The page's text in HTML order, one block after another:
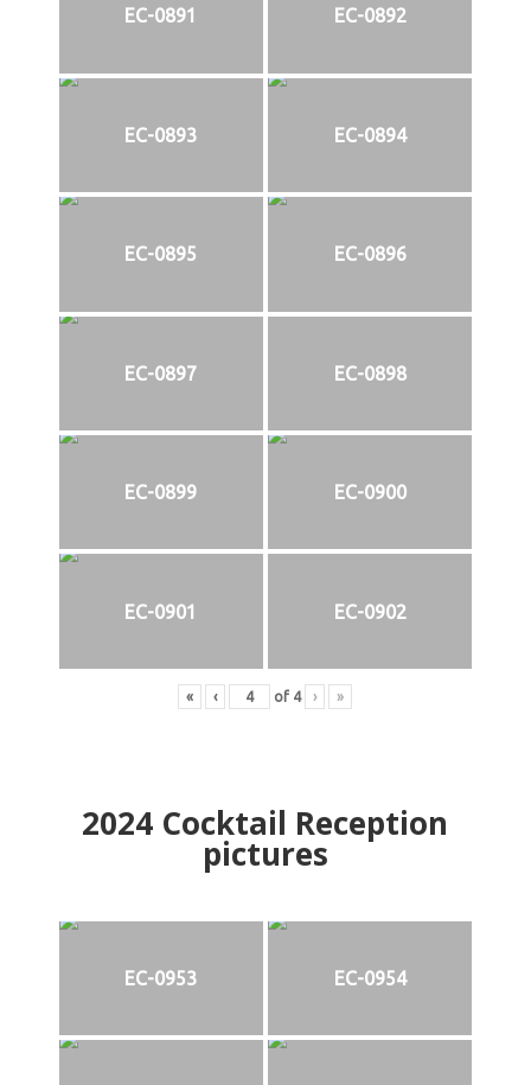
EC-0891 EC-0892
EC-0893 EC-0894
EC-0895 EC-0896
EC-0897 EC-0898
EC-0899 EC-0900
EC-0901 EC-0902
« ‹ of 4 › »
2024 Cocktail Reception
pictures
EC-0953 EC-0954